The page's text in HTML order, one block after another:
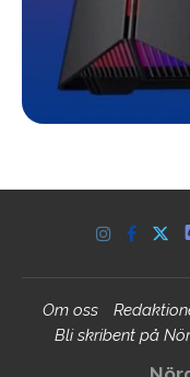
Om oss
Bli skribent på